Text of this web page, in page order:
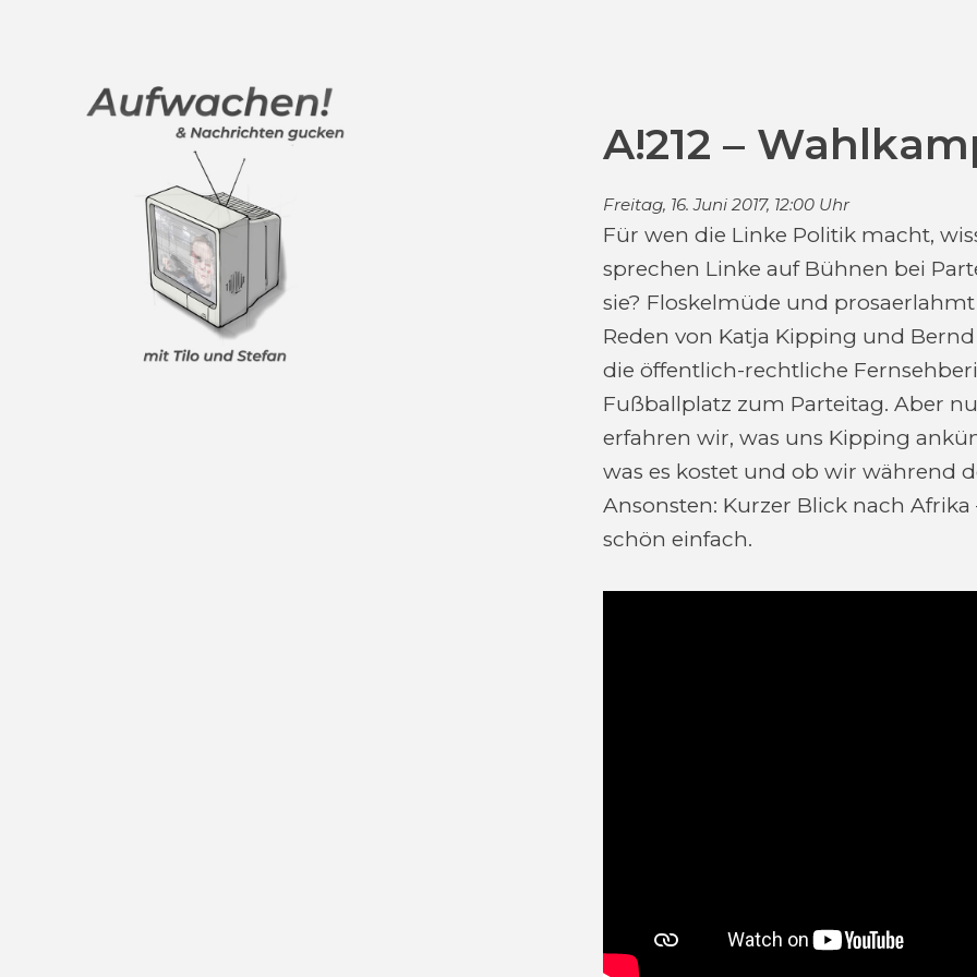
A!212 –
Freitag, 16. Juni 2017, 12:00 Uhr
Für wen die Linke Politik macht,
sprechen Linke auf Bühnen bei
sie? Floskelmüde und
Reden von Katja Kipping und
die öffentlich-rechtliche
Fußballplatz zum Parteitag. Aber
erfahren wir, was uns Kipping
was es kostet und ob wir während
Ansonsten: Kurzer Blick nach
schön einfach.